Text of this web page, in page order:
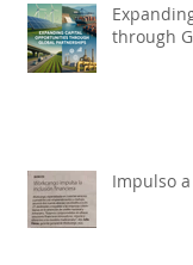
through
Impulso